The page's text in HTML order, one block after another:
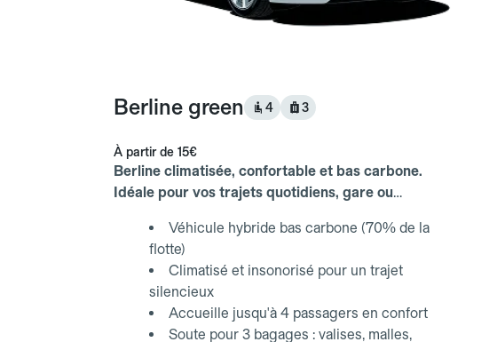
Berline green 4 3
À partir de 15€
Berline climatisée, confortable et bas carbone.
Idéale pour vos trajets quotidiens, gare ou
Véhicule hybride bas carbone (70% de la
flotte)
Climatisé et insonorisé pour un trajet
silencieux
Accueille jusqu'à 4 passagers en confort
Soute pour 3 bagages : valises, malles,